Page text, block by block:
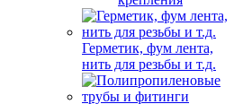
Герметик, фум лента,
нить для резьбы и т.д.